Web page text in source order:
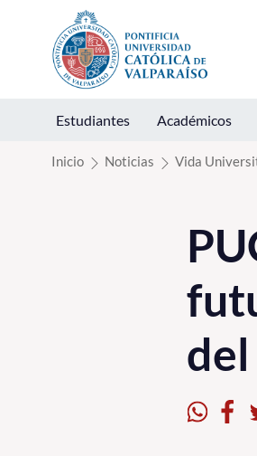
Click acá para ir directamente al contenido
Estudiantes Académicos
Inicio Noticias Vida